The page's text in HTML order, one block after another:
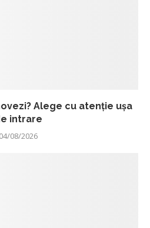
Alege cu atenție ușa
intrare
04/08/2026